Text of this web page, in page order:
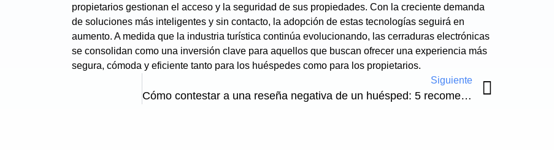
propietarios gestionan el acceso y la seguridad de sus propiedades. Con la creciente demanda
de soluciones más inteligentes y sin contacto, la adopción de estas tecnologías seguirá en
aumento. A medida que la industria turística continúa evolucionando, las cerraduras electrónicas
se consolidan como una inversión clave para aquellos que buscan ofrecer una experiencia más
segura, cómoda y eficiente tanto para los huéspedes como para los propietarios.
Siguiente
Cómo contestar a una reseña negativa de un huésped: 5 recomendaciones clave